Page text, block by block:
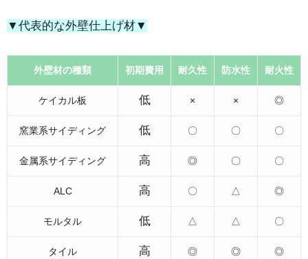
▼代表的な外壁仕上げ材▼
外壁材の種類 初期費用 耐久性 防水性 耐火性
ケイカル板 低 × × ◎
窯業系サイディング 低 〇 〇 〇
金属系サイディング 高 ◎ 〇 〇
ALC 高 〇 △ ◎
モルタル 低 △ △ 〇
タイル 高 ◎ ◎ ◎